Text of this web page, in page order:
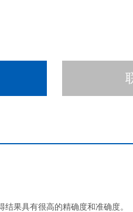
果具有很高的精确度和准确度。